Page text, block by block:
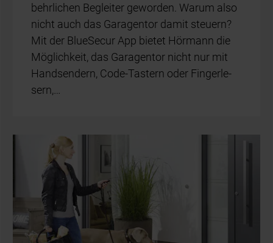
behr­li­chen Be­glei­ter ge­wor­den. War­um also
nicht auch das Ga­ra­gen­tor da­mit steu­ern?
Mit der Blue­Secur App bie­tet Hör­mann die
Mög­lich­keit, das Ga­ra­gen­tor nicht nur mit
Hand­sen­dern, Code-Tas­tern oder Fin­ger­le­
sern,…